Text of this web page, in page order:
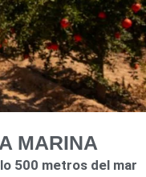
MARINA
500 metros del mar